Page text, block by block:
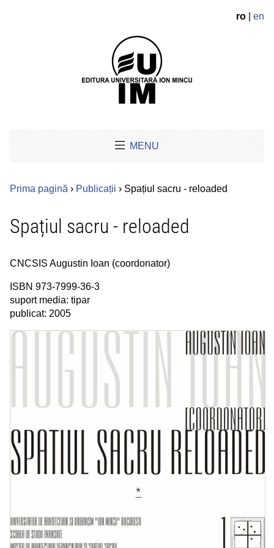
ro en
MENU
Prima pagină › Publicații › Spațiul sacru - reloaded
Spațiul sacru - reloaded
CNCSIS Augustin Ioan (coordonator)
ISBN 973-7999-36-3
suport media: tipar
publicat: 2005